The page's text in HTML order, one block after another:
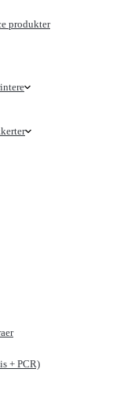
produkter
+ PCR)